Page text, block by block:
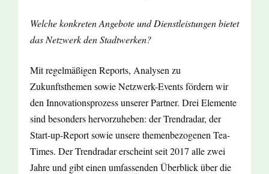
Welche konkreten Angebote und Dienstleistungen bietet
das Netzwerk den Stadtwerken?
Mit regelmäßigen Reports, Analysen zu
Zukunftsthemen sowie Netzwerk-Events fördern wir
den Innovationsprozess unserer Partner. Drei Elemente
sind besonders hervorzuheben: der Trendradar, der
Start-up-Report sowie unsere themenbezogenen Tea-
Times. Der Trendradar erscheint seit 2017 alle zwei
Jahre und gibt einen umfassenden Überblick über die